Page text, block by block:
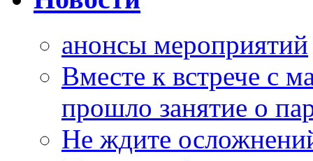
анонсы мероприятий
Вместе к встрече с
прошло занятие о
Не ждите